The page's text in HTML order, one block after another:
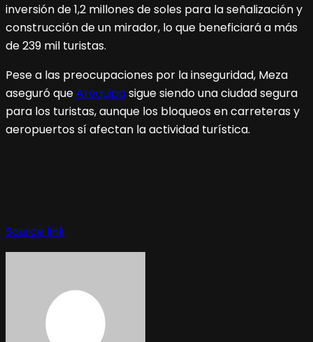
inversión de 1,2 millones de soles para la señalización y
construcción de un mirador, lo que beneficiará a más
de 239 mil turistas.
Pese a las preocupaciones por la inseguridad, Meza
aseguró queArequipasigue siendo una ciudad segura
para los turistas, aunque los bloqueos en carreteras y
aeropuertos sí afectan la actividad turística.
Source link